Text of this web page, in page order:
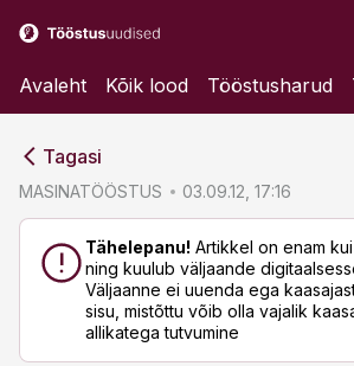
Avaleht Kõik lood Tööstusharud
Tagasi
MASINATÖÖSTUS 03.09.12, 17:16
Tähelepanu! Artikkel on enam
ning kuulub väljaande
Väljaanne ei uuenda ega
sisu, mistõttu võib olla vajalik
allikatega tutvumine